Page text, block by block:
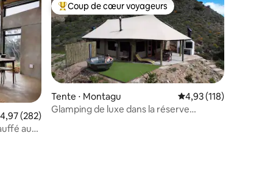
: 4,94 sur 5
appréciés
moyenne sur la base de 282 commentaires : 4,97 sur 5
4,97 (282)
au
Coups de cœur voyageurs les plus appréciés
Coup de cœur voyageurs
Tente ⋅ Montagu Évaluation moyenne
4,93 (118)
Glamping de luxe dans la réserve